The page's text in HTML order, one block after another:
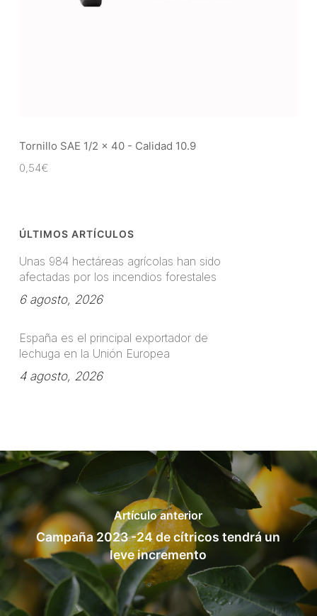
Tornillo SAE 1/2 x 40 - Calidad 10.9
0,54€
ÚLTIMOS ARTÍCULOS
Unas 984 hectáreas agrícolas han sido
afectadas por los incendios forestales
6 agosto, 2026
España es el principal exportador de
lechuga en la Unión Europea
4 agosto, 2026
Artículo anterior
Campaña 2023 -24 de cítricos tendrá un
leve incremento